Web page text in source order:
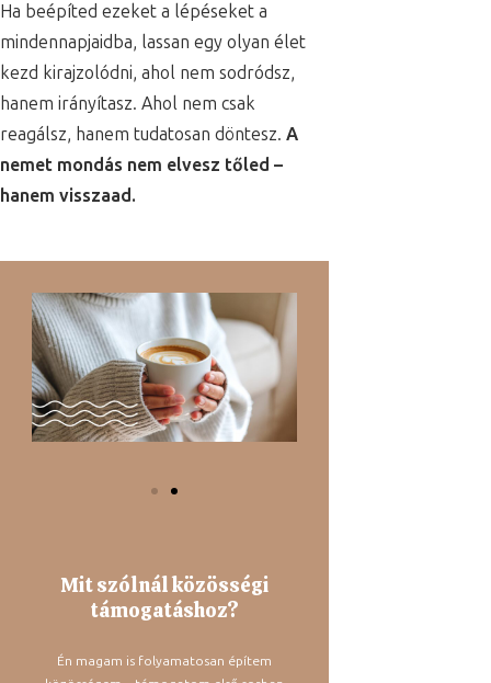
Ha beépíted ezeket a lépéseket a
mindennapjaidba, lassan egy olyan élet
kezd kirajzolódni, ahol nem sodródsz,
hanem irányítasz. Ahol nem csak
reagálsz, hanem tudatosan döntesz. A
nemet mondás nem elvesz tőled –
hanem visszaad.
Mit szólnál közösségi
támogatáshoz?
Én magam is folyamatosan építem